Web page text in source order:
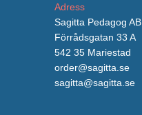
Adress
Sagitta Pedagog AB
Förrådsgatan 33 A
542 35 Mariestad
order@sagitta.se
sagitta@sagitta.se